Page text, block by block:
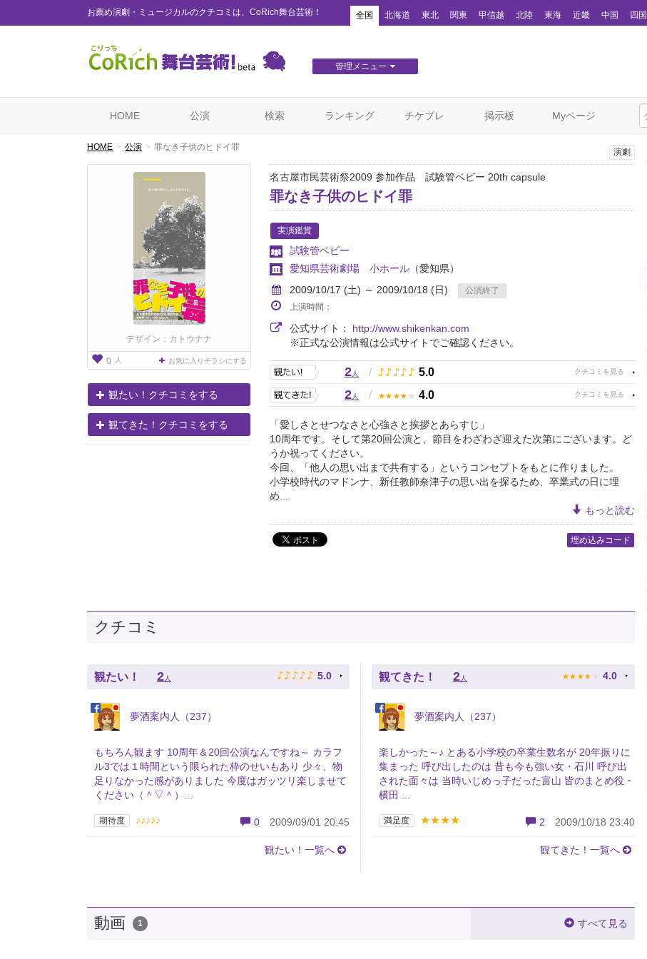
お薦め演劇・ミュージカルのクチコミは、CoRich舞台芸術！ 全国 北海道 東北 関東 甲信越 北陸 東海 近畿 中国 四国
管理メニュー
HOME 公演 検索 ランキング チケプレ 掲示板 Myページ
HOME 公演 罪なき子供のヒドイ罪
デザイン：カトウナナ
0 人 お気に入りチラシにする
観たい！クチコミをする
観てきた！クチコミをする
演劇
名古屋市民芸術祭2009 参加作品 試験管ベビー 20th capsule
罪なき子供のヒドイ罪
実演鑑賞
試験管ベビー
愛知県芸術劇場 小ホール （愛知県）
2009/10/17 (土) ～ 2009/10/18 (日)
公演終了
上演時間：
公式サイト： http://www.shikenkan.com
※正式な公演情報は公式サイトでご確認ください。
2人 / ♪ ♪ ♪ ♪ ♪ 5.0
2人 / ★ ★ ★ ★ ★ 4.0
「愛しさとせつなさと心強さと挨拶とあらすじ」
10周年です。そして第20回公演と、節目をわざわざ迎えた次第にございます。ど
うか祝ってください。
今回、「他人の思い出まで共有する」というコンセプトをもとに作りました。
小学校時代のマドンナ、新任教師奈津子の思い出を探るため、卒業式の日に埋
め...
もっと読む
埋め込みコード
クチコミ
観たい！ 2 人 ♪ ♪ ♪ ♪ ♪ 5.0
夢酒案内人（237）
もちろん観ます 10周年＆20回公演なんですね～ カラフ
ル3では１時間という限られた枠のせいもあり 少々、物
足りなかった感がありました 今度はガッツリ楽しませて
ください（＾▽＾）...
期待度 ♪♪♪♪♪ 0 2009/09/01 20:45
観たい！一覧へ
観てきた！ 2 人 ★ ★ ★ ★ ★ 4.0
夢酒案内人（237）
楽しかった～♪ とある小学校の卒業生数名が 20年振りに
集まった 呼び出したのは 昔も今も強い女・石川 呼び出
された面々は 当時いじめっ子だった富山 皆のまとめ役・
横田 ...
満足度 ★★★★ 2 2009/10/18 23:40
観てきた！一覧へ
動画 1 すべて見る